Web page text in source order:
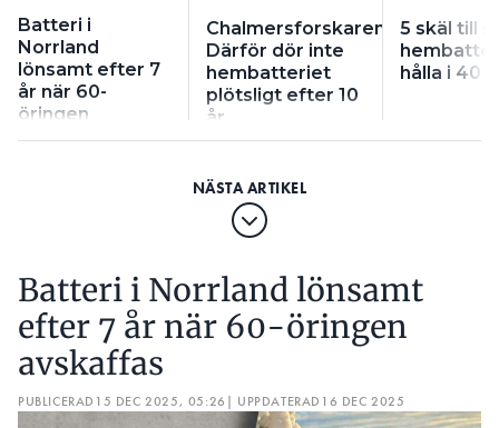
Batteri i
Norrland
lönsamt efter 7
år när 60-
öringen
avskaffas
Chalmersforskaren:
Därför dör inte
hembatteriet
plötsligt efter 10
år
5 skäl till
hålla i 40
Batteri i Norrland lönsamt
efter 7 år när 60-öringen
avskaffas
PUBLICERAD 15 DEC 2025, 05:26 | UPPDATERAD 16 DEC 2025